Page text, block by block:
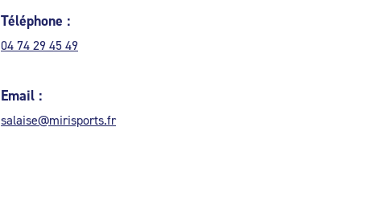
Téléphone :
04 74 29 45 49
Email :
salaise@mirisports.fr